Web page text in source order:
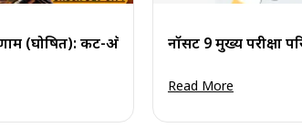
देखें (घोषित): कट-ऑफ अंक देखेंनॉर्सेट 9 मुख्य
Read More